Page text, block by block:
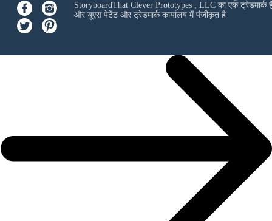
StoryboardThat Clever Prototypes , LLCका एक ट्रेडमार्क
और यूएस पेटेंट और ट्रेडमार्क कार्यालय में पंजीकृत है